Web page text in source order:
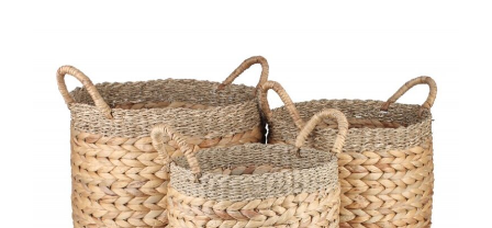
UŻYCIU
I
ARANŻACJI
WNĘTRZ